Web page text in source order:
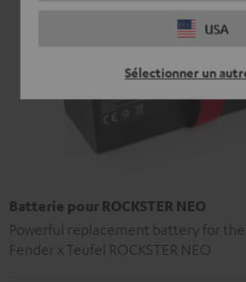
USA
Sélectionner un
Batterie pour ROCKSTER NEO
Powerful replacement battery for the
Fender x Teufel ROCKSTER NEO